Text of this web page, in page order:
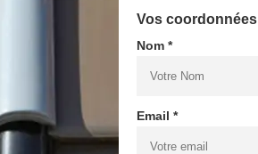
Vos coordonnées
Nom *
Email *